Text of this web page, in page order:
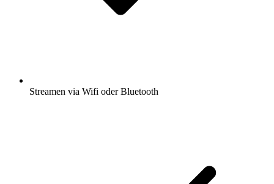
Streamen via Wifi oder Bluetooth